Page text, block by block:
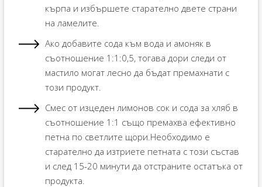
кърпа и избършете старателно двете страни
на ламелите.
Ако добавите сода към вода и амоняк в
съотношение 1:1:0,5, тогава дори следи от
мастило могат лесно да бъдат премахнати с
този продукт.
Смес от изцеден лимонов сок и сода за хляб в
съотношение 1:1 също премахва ефективно
петна по светлите щори.Необходимо е
старателно да изтриете петната с този състав
и след 15-20 минути да отстраните остатъка от
продукта.